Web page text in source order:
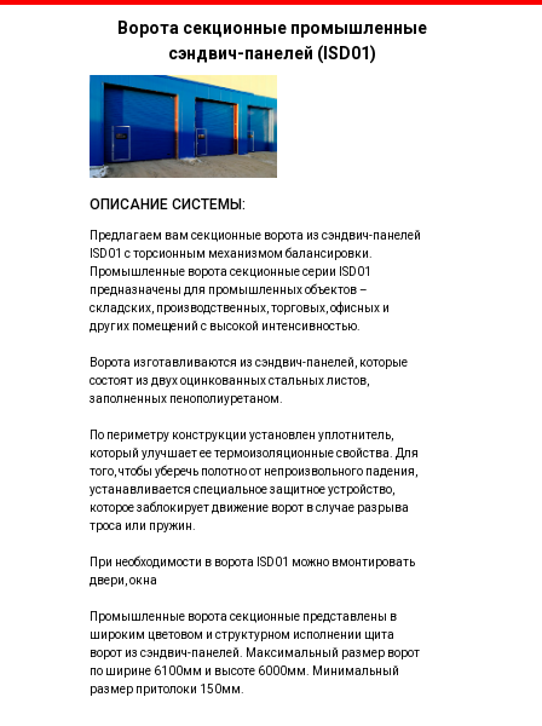
ОПИСАНИЕ СИСТЕМЫ:
Предлагаем вам секционные ворота из сэндвич-панелей
ISD01 с торсионным механизмом балансировки.
Промышленные ворота секционные серии ISD01
предназначены для промышленных объектов –
складских, производственных, торговых, офисных и
других помещений с высокой интенсивностью.
Ворота изготавливаются из сэндвич-панелей, которые
состоят из двух оцинкованных стальных листов,
заполненных пенополиуретаном.
По периметру конструкции установлен уплотнитель,
который улучшает ее термоизоляционные свойства. Для
того, чтобы уберечь полотно от непроизвольного падения,
устанавливается специальное защитное устройство,
которое заблокирует движение ворот в случае разрыва
троса или пружин.
При необходимости в ворота ISD01 можно вмонтировать
двери, окна
Промышленные ворота секционные представлены в
широким цветовом и структурном исполнении щита
ворот из сэндвич-панелей. Максимальный размер ворот
по ширине 6100мм и высоте 6000мм. Минимальный
размер притолоки 150мм.
Ворота секционные промышленные
сэндвич-панелей (ISD01)